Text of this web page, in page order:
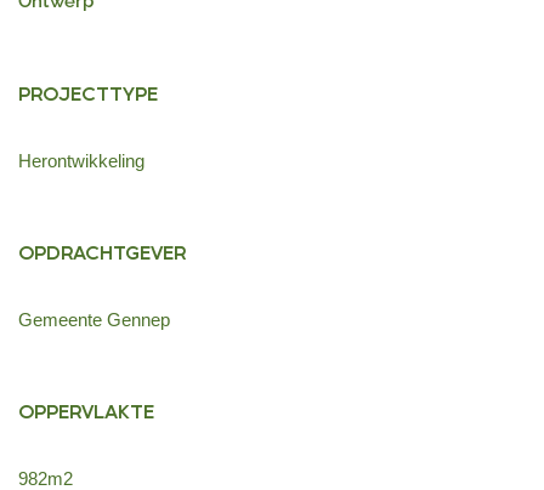
PROJECTTYPE
Herontwikkeling
OPDRACHTGEVER
Gemeente Gennep
OPPERVLAKTE
982m2